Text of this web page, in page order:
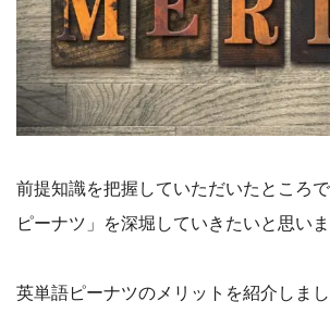
前提知識を把握していただいたところ
ピーナツ」を深堀していきたいと思いま
英単語ピーナツのメリットを紹介しまし